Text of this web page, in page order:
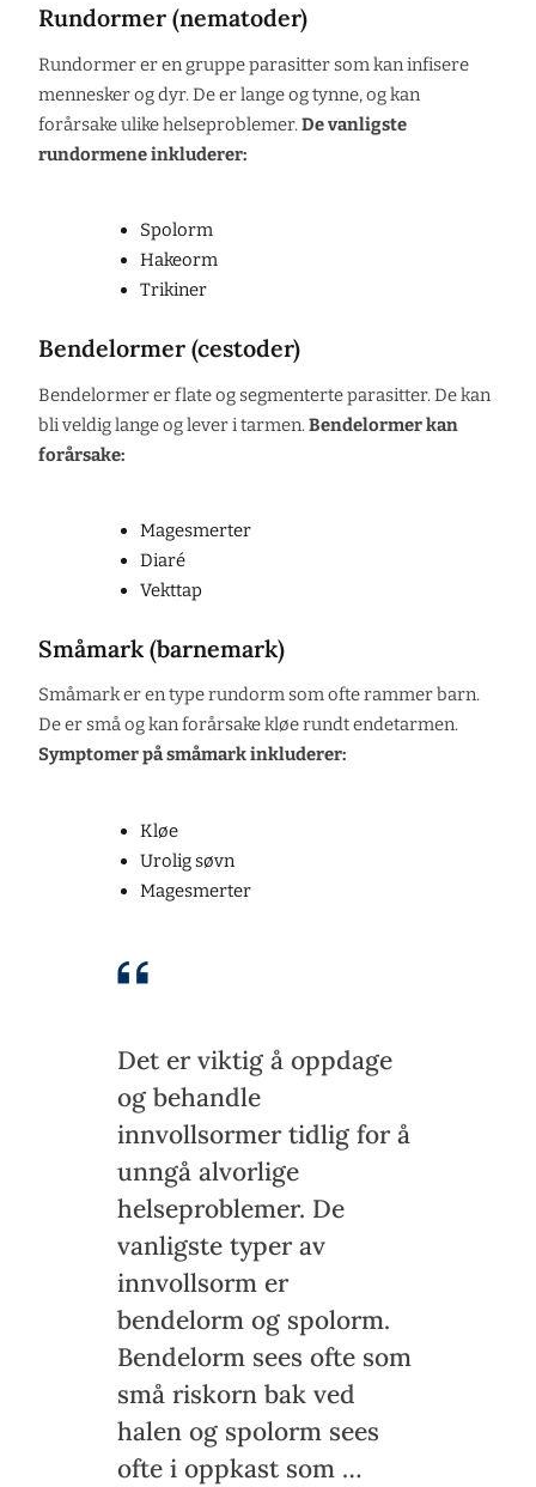
Rundormer (nematoder)
Rundormer er en gruppe parasitter som kan infisere
mennesker og dyr. De er lange og tynne, og kan
forårsake ulike helseproblemer. De vanligste
rundormene inkluderer:
Spolorm
Hakeorm
Trikiner
Bendelormer (cestoder)
Bendelormer er flate og segmenterte parasitter. De kan
bli veldig lange og lever i tarmen. Bendelormer kan
forårsake:
Magesmerter
Diaré
Vekttap
Småmark (barnemark)
Småmark er en type rundorm som ofte rammer barn.
De er små og kan forårsake kløe rundt endetarmen.
Symptomer på småmark inkluderer:
Kløe
Urolig søvn
Magesmerter
Det er viktig å oppdage
og behandle
innvollsormer tidlig for å
unngå alvorlige
helseproblemer. De
vanligste typer av
innvollsorm er
bendelorm og spolorm.
Bendelorm sees ofte som
små riskorn bak ved
halen og spolorm sees
ofte i oppkast som …